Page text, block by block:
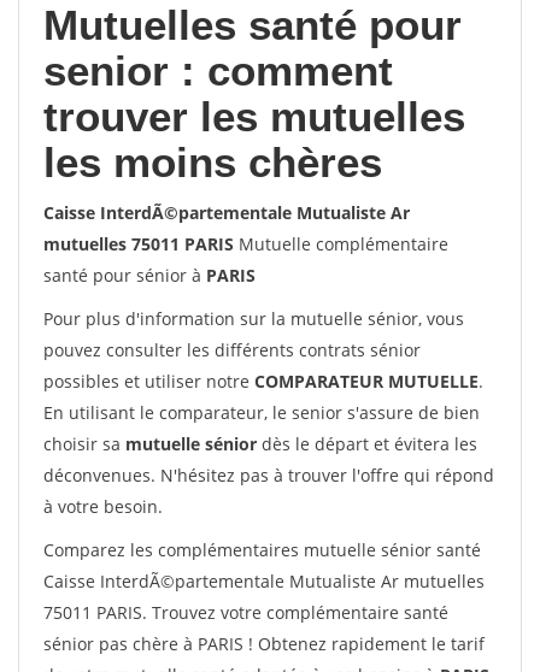
Mutuelles santé pour
senior : comment
trouver les mutuelles
les moins chères
Caisse InterdÃ©partementale Mutualiste Ar
mutuelles 75011 PARIS Mutuelle complémentaire
santé pour sénior à PARIS
Pour plus d'information sur la mutuelle sénior, vous
pouvez consulter les différents contrats sénior
possibles et utiliser notre COMPARATEUR MUTUELLE.
En utilisant le comparateur, le senior s'assure de bien
choisir sa mutuelle sénior dès le départ et évitera les
déconvenues. N'hésitez pas à trouver l'offre qui répond
à votre besoin.
Comparez les complémentaires mutuelle sénior santé
Caisse InterdÃ©partementale Mutualiste Ar mutuelles
75011 PARIS. Trouvez votre complémentaire santé
sénior pas chère à PARIS ! Obtenez rapidement le tarif